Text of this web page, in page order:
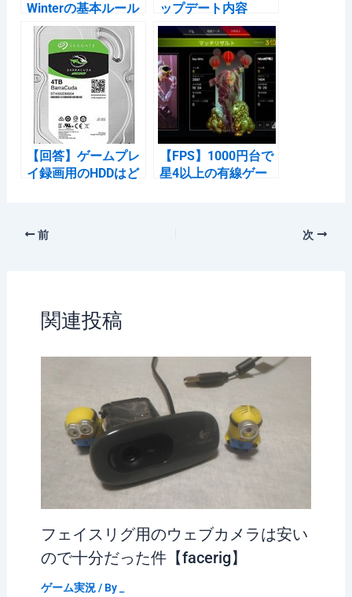
Winterの基本ルール
【雪山人狼】
ップデート内容
2019/9/18
【回答】ゲームプレ
イ録画用のHDDはど
【FPS】1000円台で
星4以上の有線ゲー
前 次
関連投稿
フェイスリグ用のウェブカメラは安い
ので十分だった件【facerig】
ゲーム実況/ By